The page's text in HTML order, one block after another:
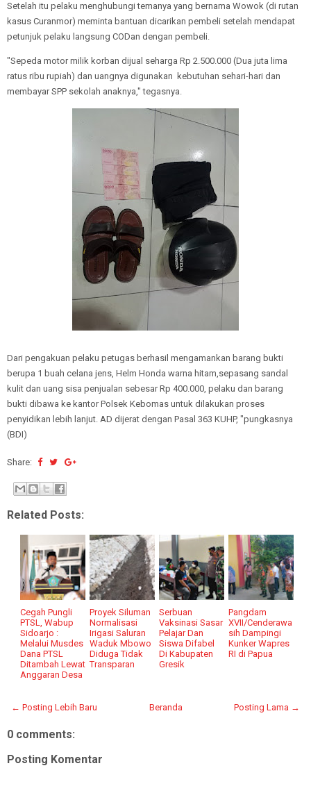
Setelah itu pelaku menghubungi temanya yang bernama Wowok (di rutan
kasus Curanmor) meminta bantuan dicarikan pembeli setelah mendapat
petunjuk pelaku langsung CODan dengan pembeli.
"Sepeda motor milik korban dijual seharga Rp 2.500.000 (Dua juta lima
ratus ribu rupiah) dan uangnya digunakan kebutuhan sehari-hari dan
membayar SPP sekolah anaknya," tegasnya.
Dari pengakuan pelaku petugas berhasil mengamankan barang bukti
berupa 1 buah celana jens, Helm Honda warna hitam,sepasang sandal
kulit dan uang sisa penjualan sebesar Rp 400.000, pelaku dan barang
bukti dibawa ke kantor Polsek Kebomas untuk dilakukan proses
penyidikan lebih lanjut. AD dijerat dengan Pasal 363 KUHP, "pungkasnya
(BDI)
Share:
Related Posts:
Cegah Pungli
PTSL, Wabup
Sidoarjo :
Melalui Musdes
Dana PTSL
Ditambah Lewat
Anggaran Desa
Proyek Siluman
Normalisasi
Irigasi Saluran
Waduk Mbowo
Diduga Tidak
Transparan
Serbuan
Vaksinasi Sasar
Pelajar Dan
Siswa Difabel
Di Kabupaten
Gresik
Pangdam
XVII/Cenderawa
sih Dampingi
Kunker Wapres
RI di Papua
← Posting Lebih Baru Posting Lama →
Beranda
0 comments:
Posting Komentar